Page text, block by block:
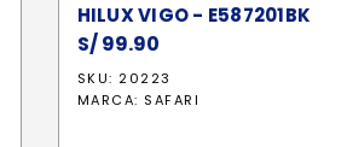
HILUX VIGO - E587201BK
S/99.90
SKU: 20223
MARCA: SAFARI